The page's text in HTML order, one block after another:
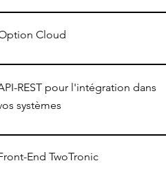
Cloud
REST pour l'intégration dans
systèmes
End TwoTronic